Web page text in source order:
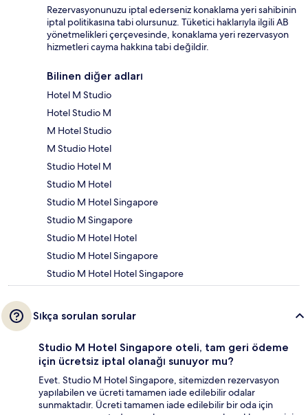
Rezervasyonunuzu iptal ederseniz konaklama yeri sahibinin
iptal politikasına tabi olursunuz. Tüketici haklarıyla ilgili AB
yönetmelikleri çerçevesinde, konaklama yeri rezervasyon
hizmetleri cayma hakkına tabi değildir.
Bilinen diğer adları
Hotel M Studio
Hotel Studio M
M Hotel Studio
M Studio Hotel
Studio Hotel M
Studio M Hotel
Studio M Hotel Singapore
Studio M Singapore
Studio M Hotel Hotel
Studio M Hotel Singapore
Studio M Hotel Hotel Singapore
Sıkça sorulan sorular
Studio M Hotel Singapore oteli, tam geri ödeme
için ücretsiz iptal olanağı sunuyor mu?
Evet. Studio M Hotel Singapore, sitemizden rezervasyon
yapılabilen ve ücreti tamamen iade edilebilir odalar
sunmaktadır. Ücreti tamamen iade edilebilir bir oda için